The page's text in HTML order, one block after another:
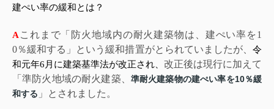
建ぺい率の緩和とは？
A これまで「防火地域内の耐火建築物は、建ぺい率を 1
0％緩和する」という緩和措置がとられていましたが、 令
和元年6 月に建築基準法が改正され、 改正後は現行に加えて
「準防火地域の耐火建築、 準耐火建築物の建ぺい率を10％緩
和する 」とされました。